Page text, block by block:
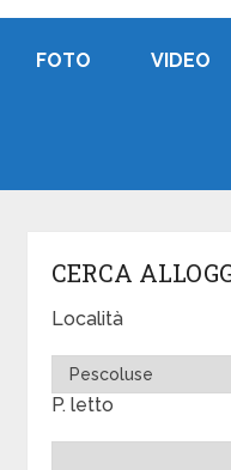
FOTO VIDEO
CERCA
Località
P. letto